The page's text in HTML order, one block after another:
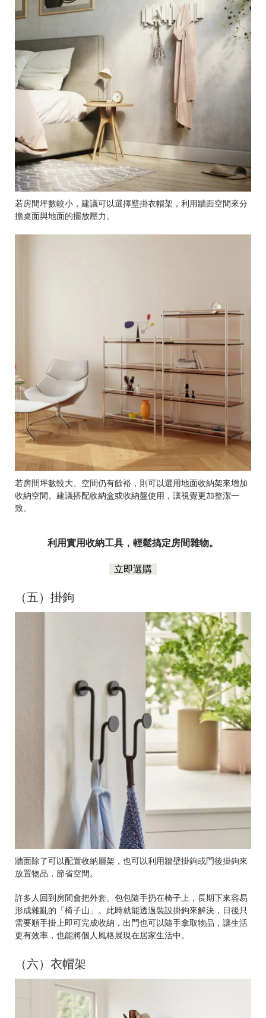
若房間坪數較小，建議可以選擇壁掛衣帽架，利用牆面空間來分
擔桌面與地面的擺放壓力。
若房間坪數較大、空間仍有餘裕，則可以選用地面收納架來增加
收納空間。建議搭配收納盒或收納盤使用，讓視覺更加整潔一
致。
利用實用收納工具，輕鬆搞定房間雜物。
立即選購
（五）掛鉤
牆面除了可以配置收納層架，也可以利用牆壁掛鉤或門後掛鉤來
放置物品，節省空間。
許多人回到房間會把外套、包包隨手扔在椅子上，長期下來容易
形成雜亂的「椅子山」。此時就能透過裝設掛鉤來解決，日後只
需要順手掛上即可完成收納，出門也可以隨手拿取物品，讓生活
更有效率，也能將個人風格展現在居家生活中。
（六）衣帽架